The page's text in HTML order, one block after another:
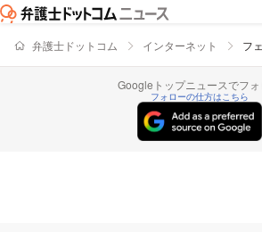
弁護士ドットコム インターネット フ
Googleトップニュースでフォ
フォローの仕方はこちら